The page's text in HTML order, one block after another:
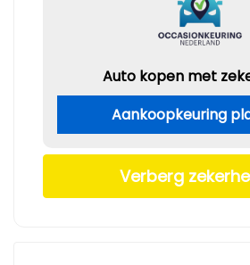
Auto kopen met
Aankoopkeuring
Verberg